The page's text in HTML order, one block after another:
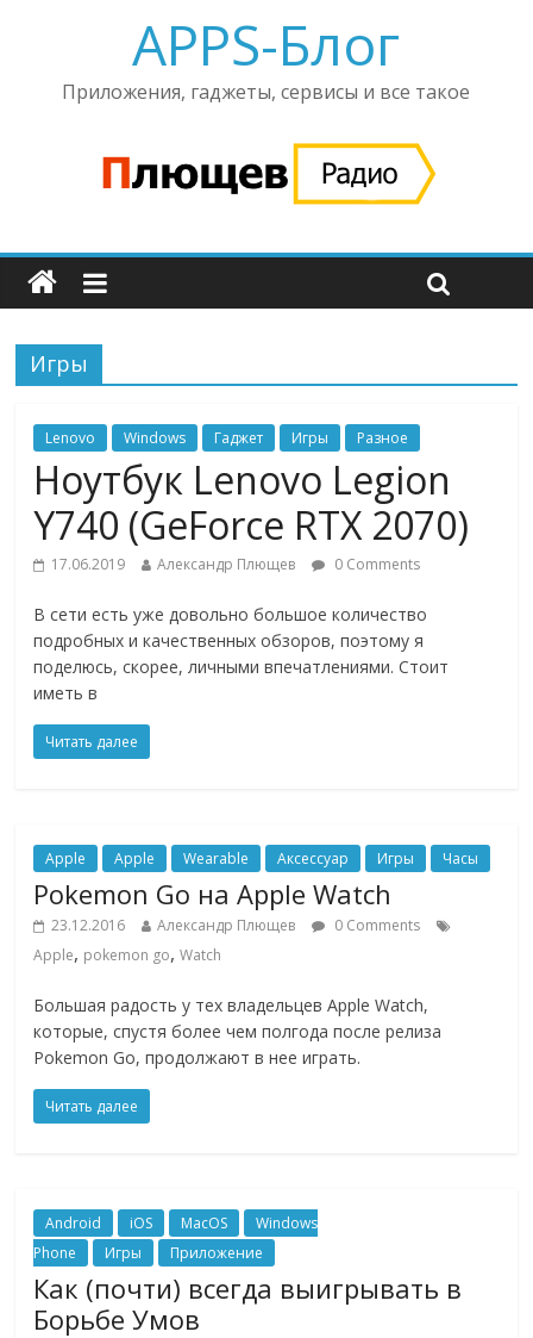
APPS-Блог
Приложения, гаджеты, сервисы и все такое
Игры
Lenovo Windows Гаджет Игры Разное
Ноутбук Lenovo Legion
Y740 (GeForce RTX 2070)
17.06.2019 Александр Плющев 0 Comments
В сети есть уже довольно большое количество
подробных и качественных обзоров, поэтому я
поделюсь, скорее, личными впечатлениями. Стоит
иметь в
Читать далее
Apple Apple Wearable Аксессуар Игры Часы
Pokemon Go на Apple Watch
23.12.2016 Александр Плющев
0 Comments
Apple, pokemon go,Watch
Большая радость у тех владельцев Apple Watch,
которые, спустя более чем полгода после релиза
Pokemon Go, продолжают в нее играть.
Читать далее
Android iOS MacOS
Windows
Phone
Игры Приложение
Как (почти) всегда выигрывать в
Борьбе Умов